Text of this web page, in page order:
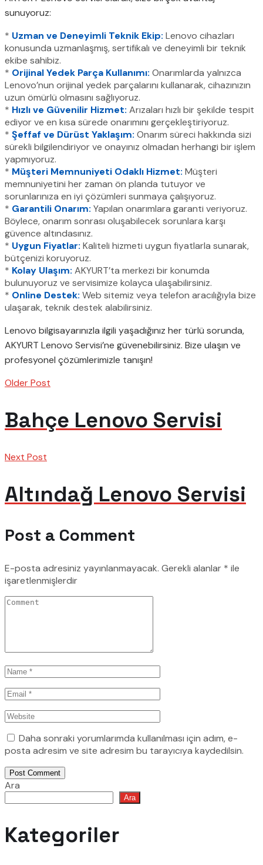
sunuyoruz:
* Uzman ve Deneyimli Teknik Ekip: Lenovo cihazları
konusunda uzmanlaşmış, sertifikalı ve deneyimli bir teknik
ekibe sahibiz.
* Orijinal Yedek Parça Kullanımı: Onarımlarda yalnızca
Lenovo’nun orijinal yedek parçalarını kullanarak, cihazınızın
uzun ömürlü olmasını sağlıyoruz.
* Hızlı ve Güvenilir Hizmet: Arızaları hızlı bir şekilde tespit
ediyor ve en kısa sürede onarımını gerçekleştiriyoruz.
* Şeffaf ve Dürüst Yaklaşım: Onarım süreci hakkında sizi
sürekli bilgilendiriyor ve onayınız olmadan herhangi bir işlem
yapmıyoruz.
* Müşteri Memnuniyeti Odaklı Hizmet: Müşteri
memnuniyetini her zaman ön planda tutuyor ve
sorunlarınıza en iyi çözümleri sunmaya çalışıyoruz.
* Garantili Onarım: Yapılan onarımlara garanti veriyoruz.
Böylece, onarım sonrası oluşabilecek sorunlara karşı
güvence altındasınız.
* Uygun Fiyatlar: Kaliteli hizmeti uygun fiyatlarla sunarak,
bütçenizi koruyoruz.
* Kolay Ulaşım: AKYURT’ta merkezi bir konumda
bulunuyoruz ve servisimize kolayca ulaşabilirsiniz.
* Online Destek: Web sitemiz veya telefon aracılığıyla bize
ulaşarak, teknik destek alabilirsiniz.
Lenovo bilgisayarınızla ilgili yaşadığınız her türlü sorunda,
AKYURT Lenovo Servisi’ne güvenebilirsiniz. Bize ulaşın ve
profesyonel çözümlerimizle tanışın!
Older Post
Bahçe Lenovo Servisi
Next Post
Altındağ Lenovo Servisi
Post a Comment
E-posta adresiniz yayınlanmayacak. Gerekli alanlar * ile
işaretlenmişlerdir
Daha sonraki yorumlarımda kullanılması için adım, e-
posta adresim ve site adresim bu tarayıcıya kaydedilsin.
Post Comment
Ara
Ara
Kategoriler